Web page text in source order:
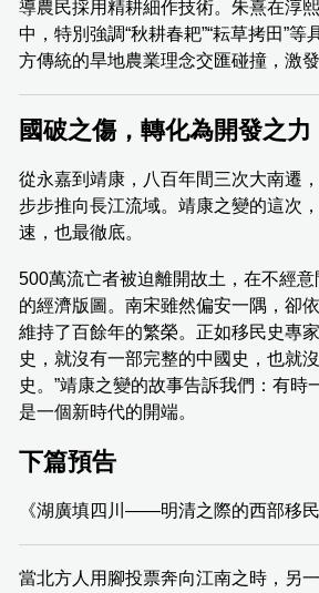
導農民採用精耕細作技術。朱熹在淳
中，特別強調“秋耕春耙”“耘草拷田”
方傳統的旱地農業理念交匯碰撞，激
國破之傷，轉化為開發之力
從永嘉到靖康，八百年間三次大南遷
步步推向長江流域。靖康之變的這次
速，也最徹底。
500萬流亡者被迫離開故土，在不經
的經濟版圖。南宋雖然偏安一隅，卻
維持了百餘年的繁榮。正如移民史專
史，就沒有一部完整的中國史，也就
史。”靖康之變的故事告訴我們：有時
是一個新時代的開端。
下篇預告
《湖廣填四川——明清之際的西部移民
當北方人用腳投票奔向江南之時，另